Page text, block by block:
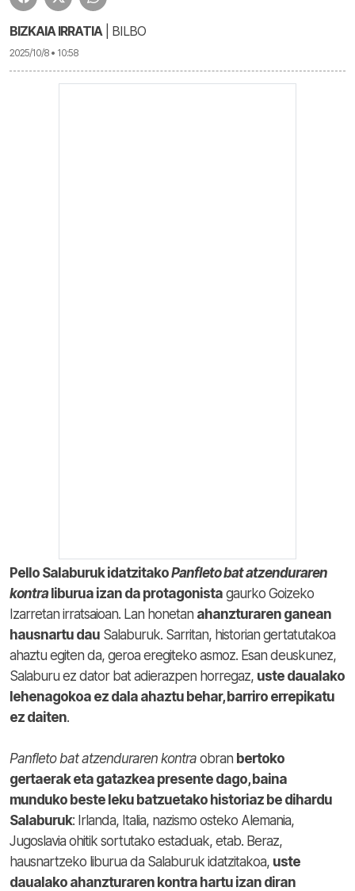
BIZKAIA IRRATIA | BILBO
2025/10/8 • 10:58
Pello Salaburuk idatzitakoPanfleto bat atzenduraren
kontraliburua izan da protagonista gaurko Goizeko
Izarretan irratsaioan. Lan honetan ahanzturaren ganean
hausnartu dau Salaburuk. Sarritan, historian gertatutakoa
ahaztu egiten da, geroa eregiteko asmoz. Esan deuskunez,
Salaburu ez dator bat adierazpen horregaz, uste daualako
lehenagokoa ez dala ahaztu behar, barriro errepikatu
ez daiten.
Panfleto bat atzenduraren kontra obran bertoko
gertaerak eta gatazkea presente dago, baina
munduko beste leku batzuetako historiaz be dihardu
Salaburuk: Irlanda, Italia, nazismo osteko Alemania,
Jugoslavia ohitik sortutako estaduak, etab. Beraz,
hausnartzeko liburua da Salaburuk idatzitakoa, uste
daualako ahanzturaren kontra hartu izan diran